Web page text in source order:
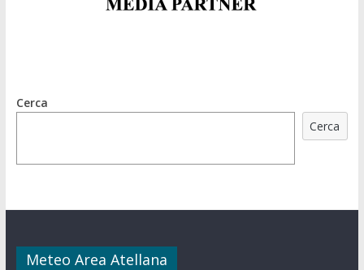
Cerca
Cerca
Meteo Area Atellana